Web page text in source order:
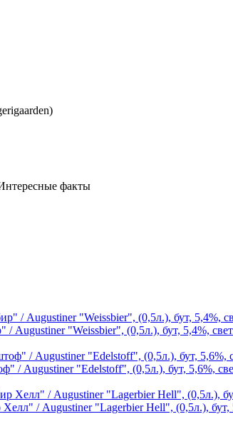
факты
"Weissbier", (0,5л.), бут, 5,4%,
Augustiner "Edelstoff", (0,5л.), бут, 5,6%,
/ Augustiner "Lagerbier Hell", (0,5л.), бут,